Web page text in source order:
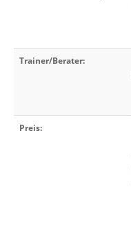
Trainer/Berater:
Preis: